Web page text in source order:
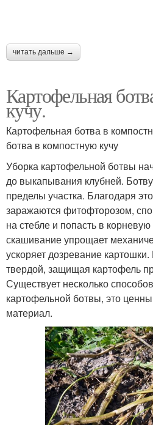
читать дальше →
Картофельная
кучу.
Картофельная ботва в
ботва в компостную кучу
Уборка картофельной ботвы
до выкапывания клубней.
пределы участка. Благодаря
заражаются фитофторозом,
на стебле и попасть в
скашивание упрощает
ускоряет дозревание
твердой, защищая картофель
Существует несколько
картофельной ботвы, это
материал.